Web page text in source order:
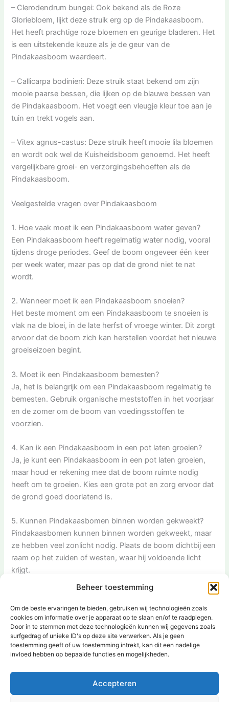
Beheer toestemming
Om de beste ervaringen te bieden, gebruiken wij technologieën zoals
cookies om informatie over je apparaat op te slaan en/of te raadplegen.
Door in te stemmen met deze technologieën kunnen wij gegevens zoals
surfgedrag of unieke ID's op deze site verwerken. Als je geen
toestemming geeft of uw toestemming intrekt, kan dit een nadelige
invloed hebben op bepaalde functies en mogelijkheden.
Accepteren
– Clerodendrum bungei: Ook bekend als de Roze
Gloriebloem, lijkt deze struik erg op de Pindakaasboom.
Het heeft prachtige roze bloemen en geurige bladeren. Het
is een uitstekende keuze als je de geur van de
Pindakaasboom waardeert.
– Callicarpa bodinieri: Deze struik staat bekend om zijn
mooie paarse bessen, die lijken op de blauwe bessen van
de Pindakaasboom. Het voegt een vleugje kleur toe aan je
tuin en trekt vogels aan.
– Vitex agnus-castus: Deze struik heeft mooie lila bloemen
en wordt ook wel de Kuisheidsboom genoemd. Het heeft
vergelijkbare groei- en verzorgingsbehoeften als de
Pindakaasboom.
Veelgestelde vragen over Pindakaasboom
1. Hoe vaak moet ik een Pindakaasboom water geven?
Een Pindakaasboom heeft regelmatig water nodig, vooral
tijdens droge periodes. Geef de boom ongeveer één keer
per week water, maar pas op dat de grond niet te nat
wordt.
2. Wanneer moet ik een Pindakaasboom snoeien?
Het beste moment om een Pindakaasboom te snoeien is
vlak na de bloei, in de late herfst of vroege winter. Dit zorgt
ervoor dat de boom zich kan herstellen voordat het nieuwe
groeiseizoen begint.
3. Moet ik een Pindakaasboom bemesten?
Ja, het is belangrijk om een Pindakaasboom regelmatig te
bemesten. Gebruik organische meststoffen in het voorjaar
en de zomer om de boom van voedingsstoffen te
voorzien.
4. Kan ik een Pindakaasboom in een pot laten groeien?
Ja, je kunt een Pindakaasboom in een pot laten groeien,
maar houd er rekening mee dat de boom ruimte nodig
heeft om te groeien. Kies een grote pot en zorg ervoor dat
de grond goed doorlatend is.
5. Kunnen Pindakaasbomen binnen worden gekweekt?
Pindakaasbomen kunnen binnen worden gekweekt, maar
ze hebben veel zonlicht nodig. Plaats de boom dichtbij een
raam op het zuiden of westen, waar hij voldoende licht
krijgt.
6. Hoe vaak bloeit een Pindakaasboom?
Een Pindakaasboom bloeit eenmaal per jaar, meestal in de
late zomer en herfst. De bloemen blijven ongeveer twee tot
drie weken bloeien voordat ze verwelken.
[ad_2]